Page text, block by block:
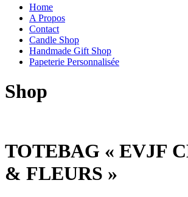
Home
A Propos
Contact
Candle Shop
Handmade Gift Shop
Papeterie Personnalisée
Shop
TOTEBAG « EVJF
& FLEURS »